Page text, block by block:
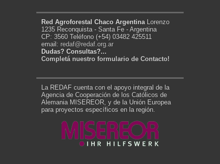
Red Agroforestal Chaco Argentina Lorenzo
1235 Reconquista - Santa Fe - Argentina
CP: 3560 Teléfono (+54) 03482 425511
email: redaf@redaf.org.ar
Dudas? Consultas?...
Completá nuestro formulario de Contacto!
La REDAF cuenta con el apoyo integral de la
Agencia de Cooperación de los Católicos de
Alemania MISEREOR, y de la Unión Europea
para proyectos específicos en la región.